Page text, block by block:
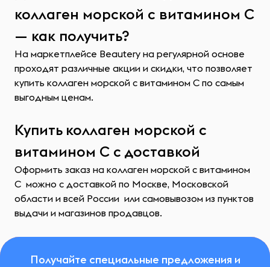
коллаген морской с витамином С
— как получить?
На маркетплейсе Beautery на регулярной основе
проходят различные акции и скидки, что позволяет
купить коллаген морской с витамином С по самым
выгодным ценам.
Купить коллаген морской с
витамином С с доставкой
Оформить заказ на коллаген морской с витамином
С можно с доставкой по Москве, Московской
области и всей России или самовывозом из пунктов
выдачи и магазинов продавцов.
Получайте специальные предложения и